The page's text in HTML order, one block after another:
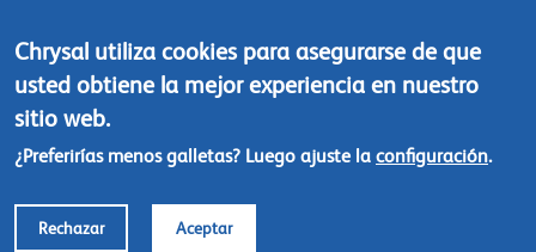
Tel: +31 (0)35 - 695 58 88
Contáctanos
menu
Polítcas de responsabilidad y privacidad
Chrysal utiliza cookies para asegurarse de que
usted obtiene la mejor experiencia en nuestro
sitio web.
¿Preferirías menos galletas? Luego ajuste la configuración.
Rechazar Aceptar